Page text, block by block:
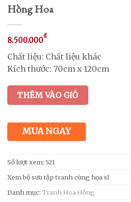
Hồng Hoa
8.500.000₫
Chất liệu: Chất liệu khác
Kích thước: 70cm x 120cm
THÊM VÀO GIỎ
MUA NGAY
Số lượt xem: 521
Xem bộ sưu tập tranh cùng họa sĩ
Danh mục: Tranh Hoa Hồng